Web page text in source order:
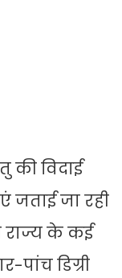
की विदाई
जा रही
राज्य के कई
पांच डिग्री